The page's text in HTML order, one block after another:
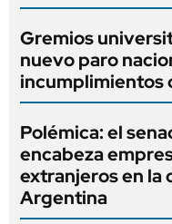
Gremios
nuevo paro
incumplimientos
Polémica: el
encabeza
extranjeros en la
Argentina